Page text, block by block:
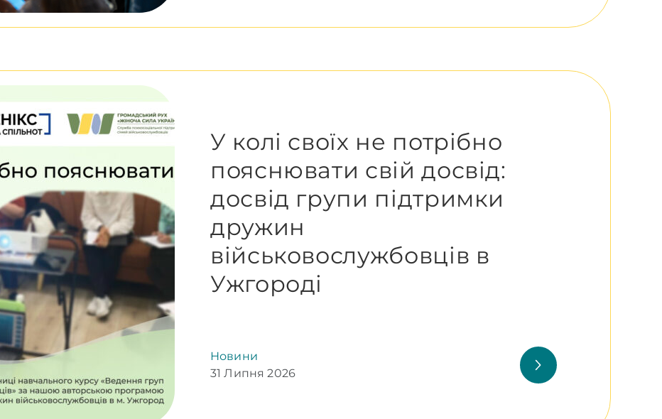
У колі своїх не потрібно
пояснювати свій досвід:
досвід групи підтримки
дружин
військовослужбовців в
Ужгороді
Новини
31 Липня 2026